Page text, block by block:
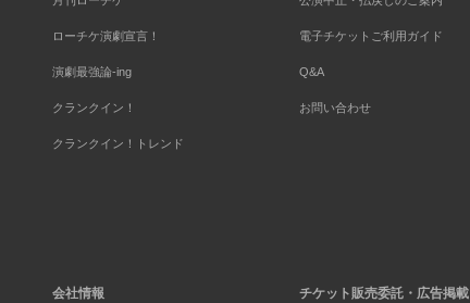
ローチケ演劇宣言！
演劇最強論-ing
クランクイン！
クランクイン！トレンド
電子チケットご利用ガイド
Q&A
お問い合わせ
会社情報 チケット販売委託・広告掲載